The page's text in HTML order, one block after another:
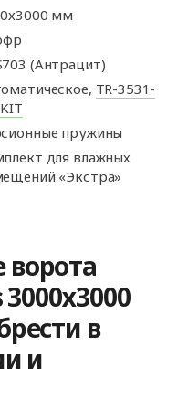
мм
(Антрацит)
TR-3531-
пружины
для влажных
«Экстра»
3000х3000
в
и